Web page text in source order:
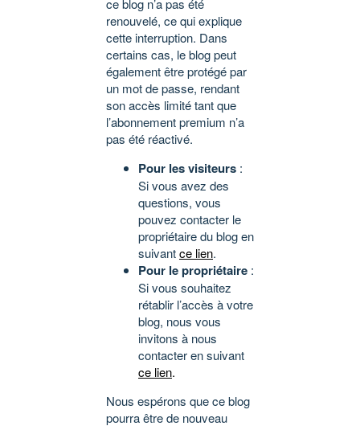
ce blog n’a pas été
renouvelé, ce qui explique
cette interruption. Dans
certains cas, le blog peut
également être protégé par
un mot de passe, rendant
son accès limité tant que
l’abonnement premium n’a
pas été réactivé.
Pour les visiteurs :
Si vous avez des
questions, vous
pouvez contacter le
propriétaire du blog en
suivantce lien.
Pour le propriétaire :
Si vous souhaitez
rétablir l’accès à votre
blog, nous vous
invitons à nous
contacter en suivant
ce lien.
Nous espérons que ce blog
pourra être de nouveau